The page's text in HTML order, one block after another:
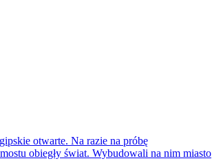
otwarte. Na razie na próbę
obiegły świat. Wybudowali na nim miasto